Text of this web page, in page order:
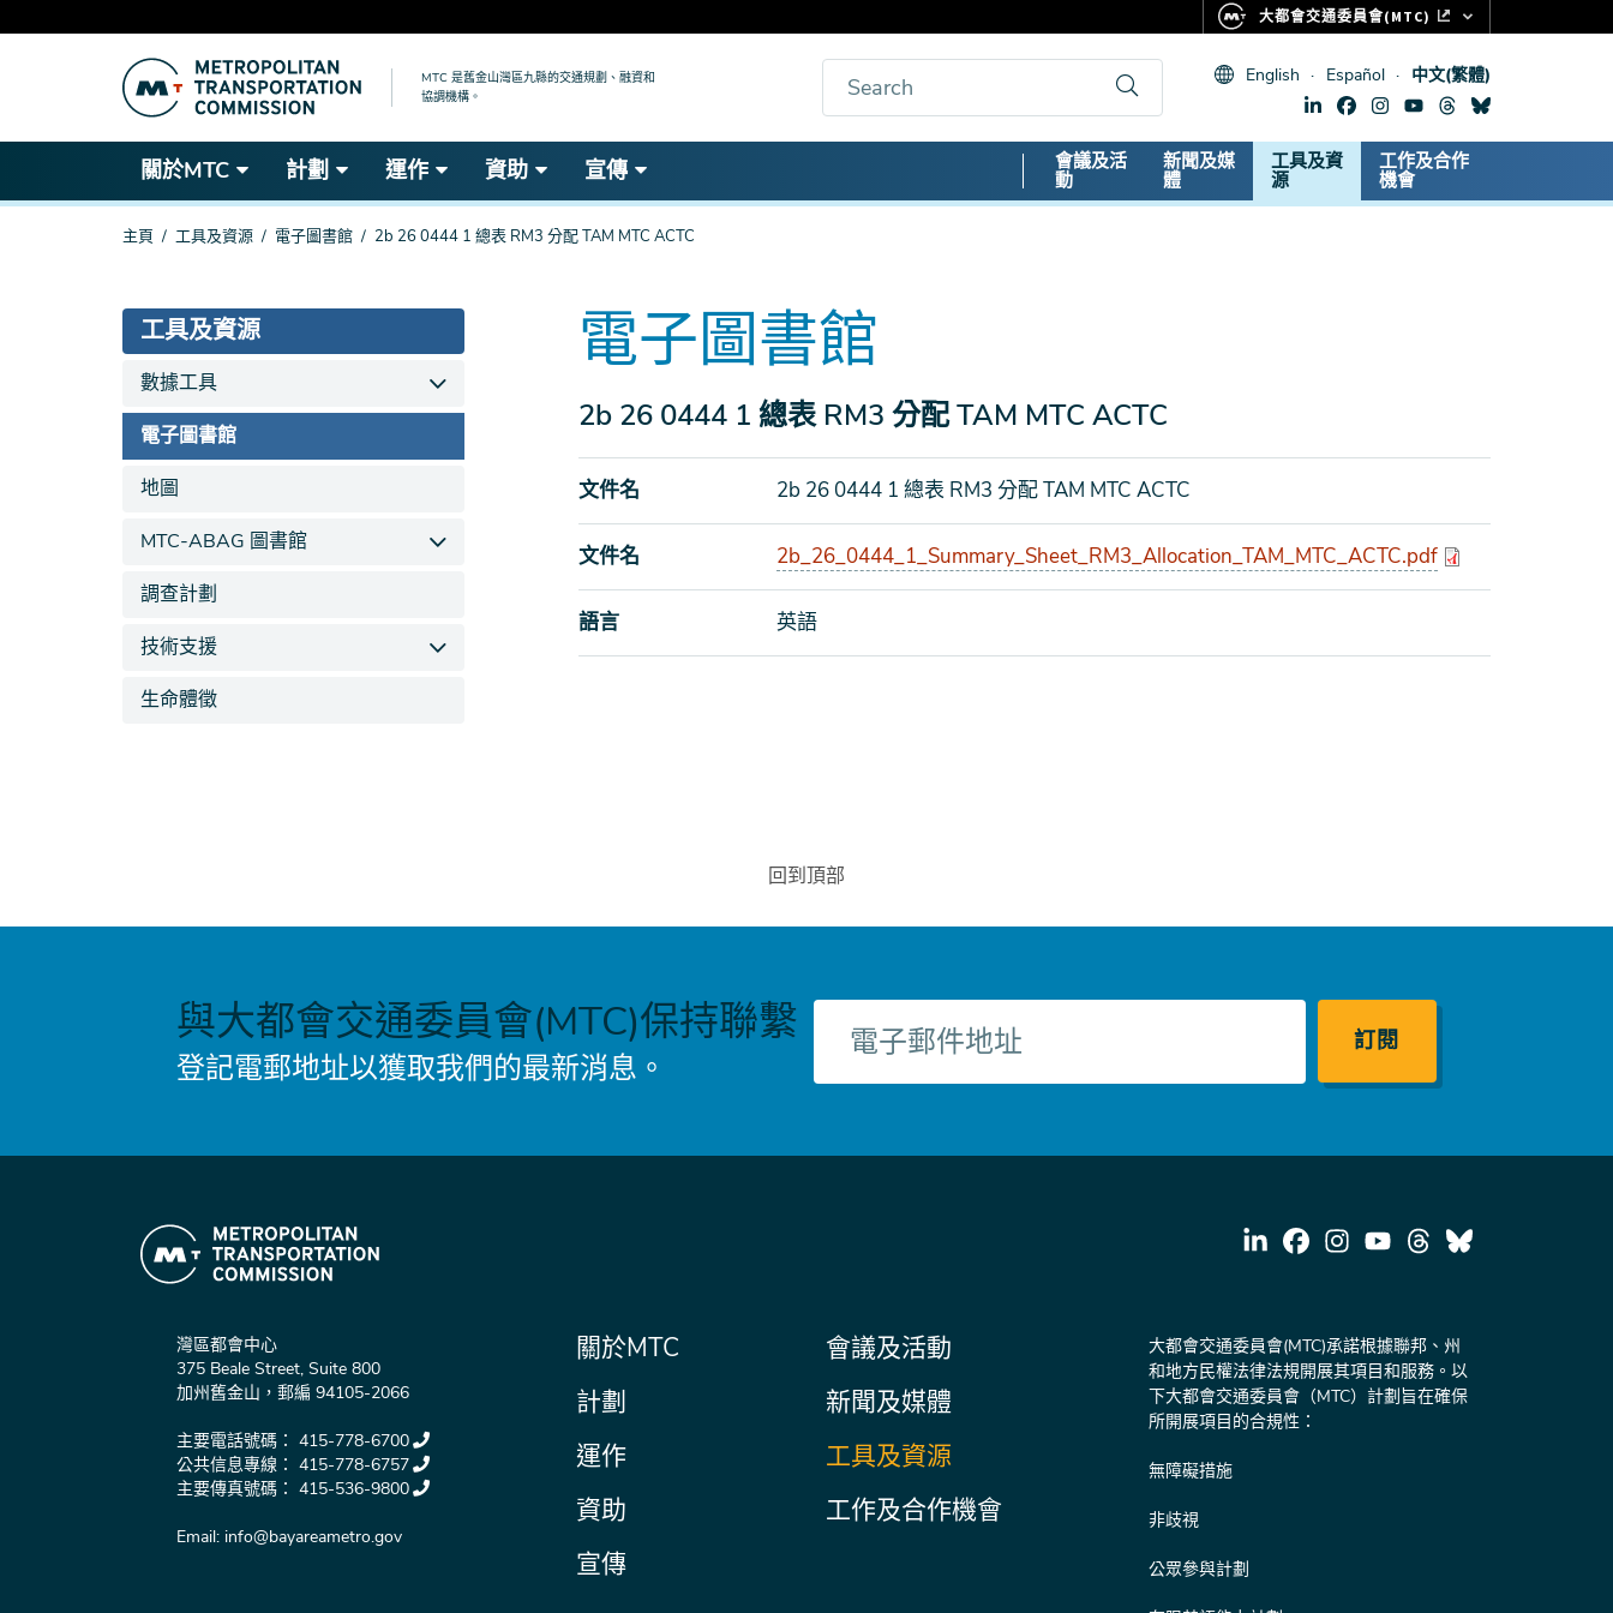
要
容
MTC 是舊金山灣區九縣的交通規劃、融資和
協調機構。
English Español 中文(繁體)
關於MTC 計劃 運作 資助 宣傳
Secondary
Nav
會議及活
動
新聞及媒
體
工具及資
源
工作及合作
機會
你
裡
主頁 工具及資源 電子圖書館 2b 26 0444 1 總表 RM3 分配 TAM MTC ACTC
電子圖書館
2b 26 0444 1 總表 RM3 分配 TAM MTC ACTC
文件名 2b 26 0444 1 總表 RM3 分配 TAM MTC ACTC
文件名 2b_26_0444_1_Summary_Sheet_RM3_Allocation_TAM_MTC_ACTC.pdf
語言 英語
工具及資源
數據工具
電子圖書館
地圖
MTC-ABAG 圖書館
調查計劃
技術支援
生命體徵
回到頂部
與大都會交通委員會(MTC)保持聯繫
登記電郵地址以獲取我們的最新消息。
電
灣區都會中心
375 Beale Street, Suite 800
加州舊金山，郵編 94105-2066
主要電話號碼： 415-778-6700
公共信息專線： 415-778-6757
主要傳真號碼： 415-536-9800
Email: info@bayareametro.gov
主
菜
單
關於MTC
計劃
運作
資助
宣傳
Secondary
會議及活動
新聞及媒體
工具及資源
工作及合作機會
大都會交通委員會(MTC)承諾根據聯邦、州
和地方民權法律法規開展其項目和服務。以
下大都會交通委員會（MTC）計劃旨在確保
所開展項目的合規性：
無障礙措施
非歧視
公眾參與計劃
大都會交通委員會(MTC)
CLIPPER CARD
生命體徵